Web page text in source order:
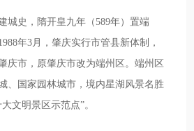
城史，隋开皇九年（589年）置端
年3月，肇庆实行市管县新体制，
庆市，原肇庆市改为端州区。端州区
、国家园林城市，境内星湖风景名胜
文明景区示范点”。